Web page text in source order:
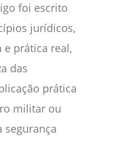
foi escrito
jurídicos,
prática real,
das
prática
militar ou
segurança